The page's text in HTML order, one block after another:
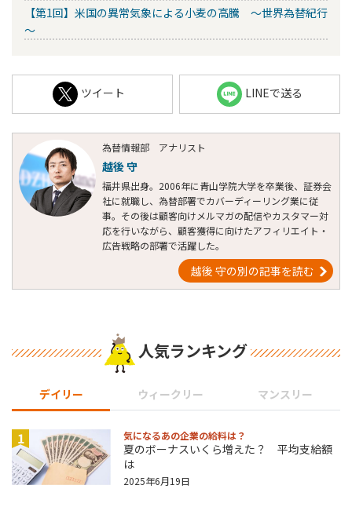
【第1回】米国の異常気象による小麦の高騰 ～世界為替紀行
～
ツイート LINEで送る
為替情報部 アナリスト
越後 守
福井県出身。2006年に青山学院大学を卒業後、証券会
社に就職し、為替部署でカバーディーリング業に従
事。その後は顧客向けメルマガの配信やカスタマー対
応を行いながら、顧客獲得に向けたアフィリエイト・
広告戦略の部署で活躍した。
越後 守の別の記事を読む
人気ランキング
デイリー ウィークリー マンスリー
1 気になるあの企業の給料は？
夏のボーナスいくら増えた？ 平均支給額
は
2025年6月19日